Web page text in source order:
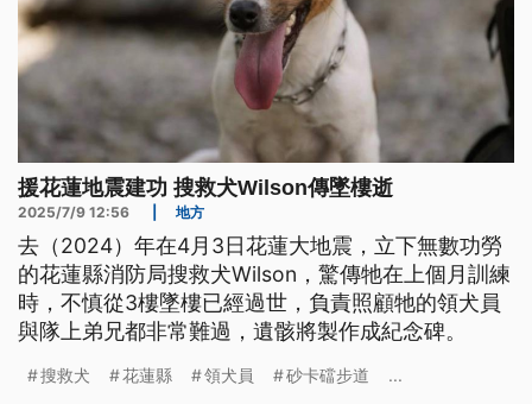
援花蓮地震建功 搜救犬Wilson傳墜樓逝
2025/7/9 12:56 地方
去（2024）年在4月3日花蓮大地震，立下無數功勞
的花蓮縣消防局搜救犬Wilson，驚傳牠在上個月訓練
時，不慎從3樓墜樓已經過世，負責照顧牠的領犬員
與隊上弟兄都非常難過，遺骸將製作成紀念碑。
搜救犬 花蓮縣 領犬員 砂卡礑步道 ...